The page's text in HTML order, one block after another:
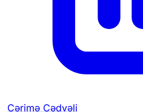
Cərimə Cədvəli